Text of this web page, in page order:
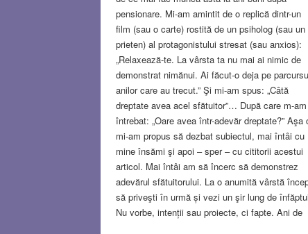
pensionare. Mi-am amintit de o replică dintr-un
film (sau o carte) rostită de un psiholog (sau un
prieten) al protagonistului stresat (sau anxios):
„Relaxează-te. La vârsta ta nu mai ai nimic de
demonstrat nimănui. Ai făcut-o deja pe
anilor care au trecut.” Şi mi-am spus: „Câtă
dreptate avea acel sfătuitor”… După care m-am
întrebat: „Oare avea într-adevăr dreptate?” Aşa
mi-am propus să dezbat subiectul, mai întâi cu
mine însămi şi apoi – sper – cu cititorii acestui
articol. Mai întâi am să încerc să demonstrez
adevărul sfătuitorului. La o anumită vârstă
să priveşti în urmă și vezi un şir lung de
Nu vorbe, intenții sau proiecte, ci fapte. Ani de